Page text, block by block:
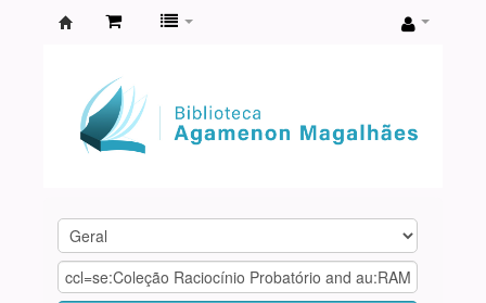
Agamenon
Magalhães